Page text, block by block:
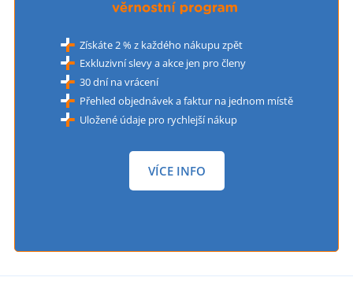
Získáte 2 % z každého nákupu zpět
Exkluzivní slevy a akce jen pro členy
30 dní na vrácení
Přehled objednávek a faktur na jednom místě
Uložené údaje pro rychlejší nákup
VÍCE INFO